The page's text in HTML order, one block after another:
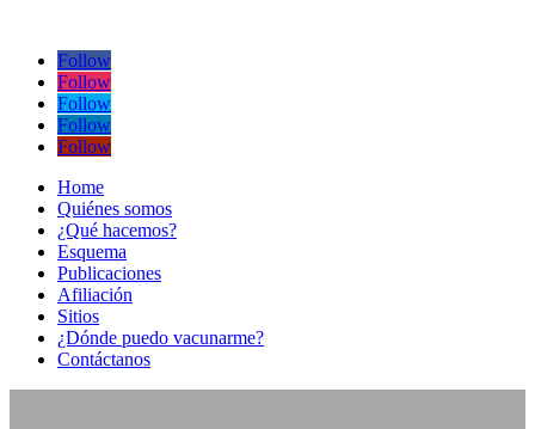
Follow
Follow
Follow
Follow
Follow
Home
Quiénes somos
¿Qué hacemos?
Esquema
Publicaciones
Afiliación
Sitios
¿Dónde puedo vacunarme?
Contáctanos